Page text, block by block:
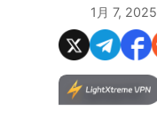
1月 7, 2025